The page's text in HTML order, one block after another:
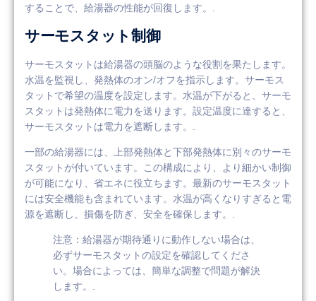
することで、給湯器の性能が回復します。.
サーモスタット制御
サーモスタットは給湯器の頭脳のような役割を果たします。
水温を監視し、発熱体のオン/オフを指示します。サーモス
タットで希望の温度を設定します。水温が下がると、サーモ
スタットは発熱体に電力を送ります。設定温度に達すると、
サーモスタットは電力を遮断します。.
一部の給湯器には、上部発熱体と下部発熱体に別々のサーモ
スタットが付いています。この構成により、より細かい制御
が可能になり、省エネに役立ちます。最新のサーモスタット
には安全機能も含まれています。水温が高くなりすぎると電
源を遮断し、損傷を防ぎ、安全を確保します。.
注意：給湯器が期待通りに動作しない場合は、
必ずサーモスタットの設定を確認してくださ
い。場合によっては、簡単な調整で問題が解決
します。.